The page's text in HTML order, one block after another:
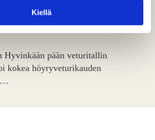
Kiellä
Hyvinkään pään veturitallin
kokea höyryveturikauden